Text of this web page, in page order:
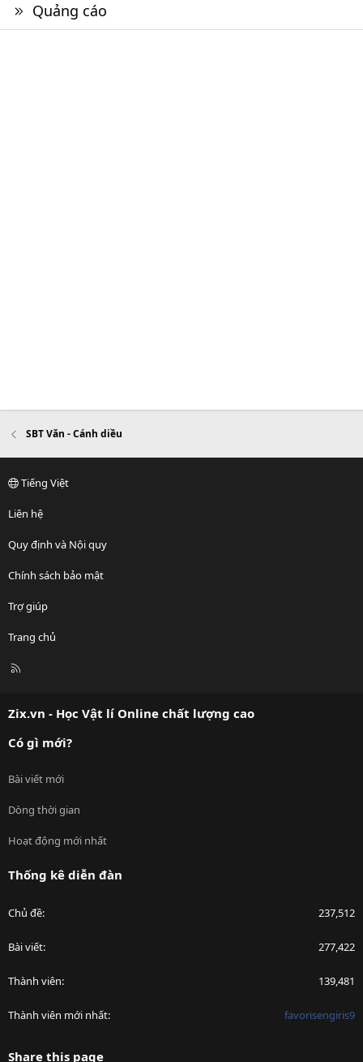
Quảng cáo
SBT Văn - Cánh diều
Tiếng Việt
Liên hệ
Quy định và Nội quy
Chính sách bảo mật
Trợ giúp
Trang chủ
R
Zix.vn - Học Vật lí Online chất lượng cao
Có gì mới?
Bài viết mới
Dòng thời gian
Hoạt động mới nhất
Thống kê diễn đàn
Chủ đề 237,512
Bài viết 277,422
Thành viên 139,481
Thành viên mới nhất favorisengiris9
Share this page